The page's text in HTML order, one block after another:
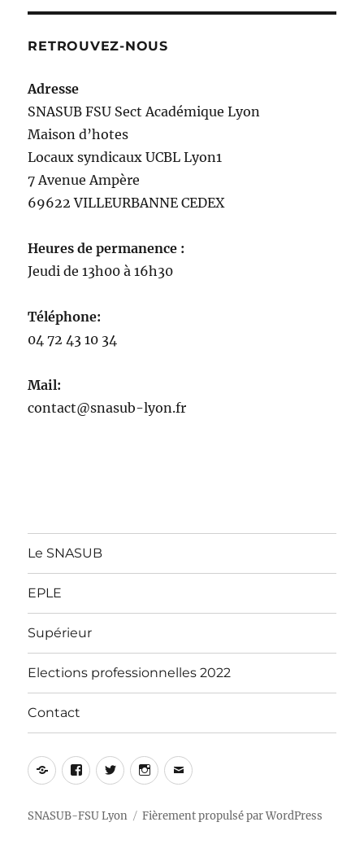
RETROUVEZ-NOUS
Adresse
SNASUB FSU Sect Académique Lyon
Maison d’hotes
Locaux syndicaux UCBL Lyon1
7 Avenue Ampère
69622 VILLEURBANNE CEDEX
Heures de permanence :
Jeudi de 13h00 à 16h30
Téléphone:
04 72 43 10 34
Mail:
contact@snasub-lyon.fr
Le SNASUB
EPLE
Supérieur
Elections professionnelles 2022
Contact
Yelp Facebook
TwitterInstagram
E-
SNASUB-FSU Lyon Fièrement propulsé par WordPress